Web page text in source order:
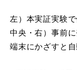
左）本実証実験
中央・右）事前
端末にかざすと自